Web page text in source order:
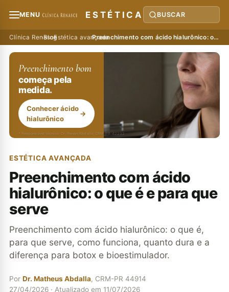
MENU ESTÉTICA BUSCAR
Clínica Renasce
›Blog
›Estética avançada
› Preenchimento com ácido hialurônico: o que é e para que serve
Preenchimento bom
começa pela
medida.
Conhecer ácido
hialurônico
→
* Responsável técnico: Dr. Renan Abdalla, CRM-PR 42232
ESTÉTICA AVANÇADA
Preenchimento com ácido
hialurônico: o que é e para que
serve
Preenchimento com ácido hialurônico: o que é,
para que serve, como funciona, quanto dura e a
diferença para botox e bioestimulador.
Por Dr. Matheus Abdalla, CRM-PR 44914
27/04/2026 · Atualizado em 11/07/2026